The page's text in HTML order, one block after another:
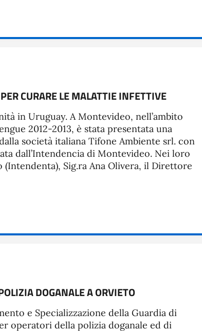
CURARE LE MALATTIE INFETTIVE
in Uruguay. A Montevideo, nell’ambito
2012-2013, è stata presentata una
società italiana Tifone Ambiente srl. con
dall’Intendencia di Montevideo. Nei loro
Sig.ra Ana Olivera, il Direttore
DOGANALE A ORVIETO
e Specializzazione della Guardia di
operatori della polizia doganale ed di